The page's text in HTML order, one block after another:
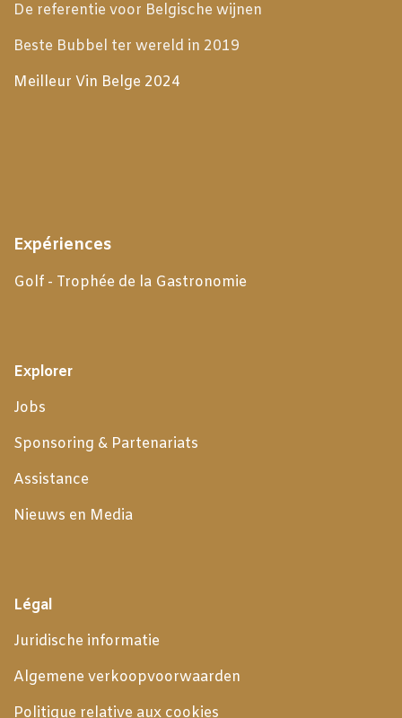
De referentie voor Belgische wijnen
Beste Bubbel ter wereld in 2019
Meilleur Vin Belge 2024
Expériences
Golf - Trophée de la Gastronomie
Explorer
Jobs
Sponsoring & Partenariats
Assistance
Nieuws en Media
Légal
Juridische informatie
Algemene verkoopvoorwaarden
Politique relative aux cookies